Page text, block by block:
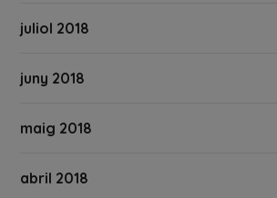
juliol 2018
juny 2018
maig 2018
abril 2018